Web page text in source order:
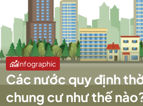
Infographic
Các nước quy định
chung cư như thế